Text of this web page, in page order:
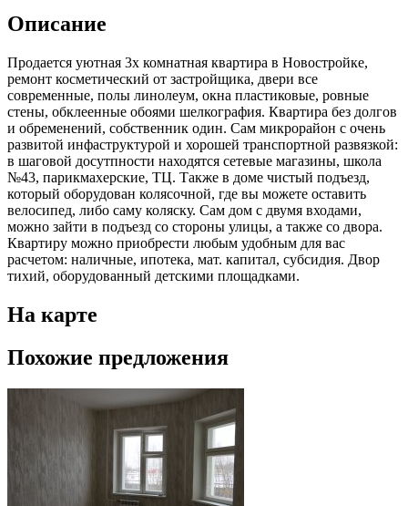
Описание
Продается уютная 3х комнатная квартира в Новостройке,
ремонт косметический от застройщика, двери все
современные, полы линолеум, окна пластиковые, ровные
стены, обклеенные обоями шелкография. Квартира без долгов
и обременений, собственник один. Сам микрорайон с очень
развитой инфаструктурой и хорошей транспортной развязкой:
в шаговой досутпности находятся сетевые магазины, школа
№43, парикмахерские, ТЦ. Также в доме чистый подъезд,
который оборудован колясочной, где вы можете оставить
велосипед, либо саму коляску. Сам дом с двумя входами,
можно зайти в подъезд со стороны улицы, а также со двора.
Квартиру можно приобрести любым удобным для вас
расчетом: наличные, ипотека, мат. капитал, субсидия. Двор
тихий, оборудованный детскими площадками.
На карте
Похожие предложения